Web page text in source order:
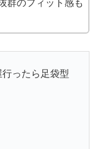
群のフィット感も
ったら足袋型